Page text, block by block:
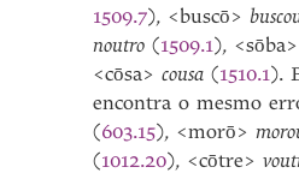
1509.7), <buscō>
noutro(1509.1),
<cōsa>cousa (1510.1).
encontra o mesmo
(603.15), <morō>
(1012.20), <cōtre>